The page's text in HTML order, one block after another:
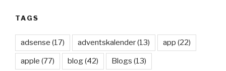
TAGS
adsense (17) adventskalender(13) app (22)
apple (77) blog(42) Blogs (13)